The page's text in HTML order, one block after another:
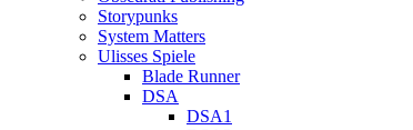
Storypunks
System Matters
Ulisses Spiele
Blade Runner
DSA
DSA1